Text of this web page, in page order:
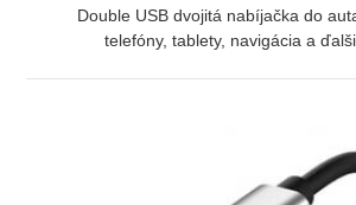
Double USB dvojitá nabíjačka do
telefóny, tablety, navigácia a